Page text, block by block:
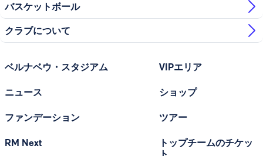
バスケットボール
クラブについて
ベルナベウ・スタジアム
ニュース
ファンデーション
RM Next
VIPエリア
ショップ
ツアー
トップチームのチケッ